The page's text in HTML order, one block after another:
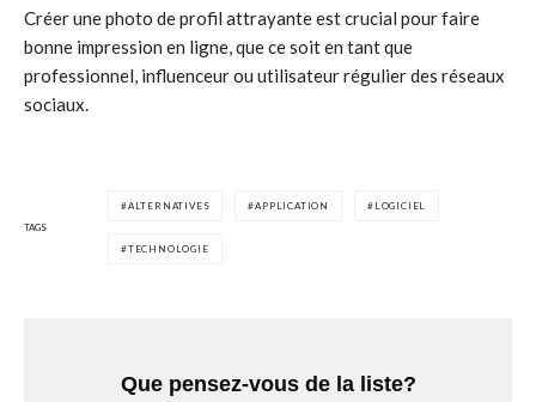
Créer une photo de profil attrayante est crucial pour faire
bonne impression en ligne, que ce soit en tant que
professionnel, influenceur ou utilisateur régulier des réseaux
sociaux.
TAGS
ALTERNATIVES APPLICATION LOGICIEL
TECHNOLOGIE
Que pensez-vous de la liste?